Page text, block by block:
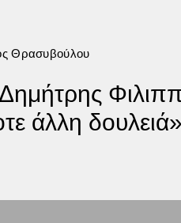
Θρασυβούλου
άλλη δουλειά»